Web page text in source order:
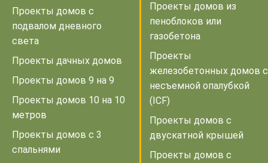
Проекты домов с
подвалом дневного
света
Проекты дачных домов
Проекты домов 9 на 9
Проекты домов 10 на 10
метров
Проекты домов с 3
спальнями
Проекты домов из
пеноблоков или
газобетона
Проекты
железобетонных домов с
несъемной опалубкой
(ICF)
Проекты домов с
двускатной крышей
Проекты домов с